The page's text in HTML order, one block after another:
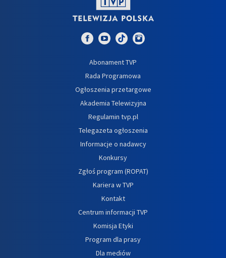
Abonament TVP
Rada Programowa
Ogłoszenia przetargowe
Akademia Telewizyjna
Regulamin tvp.pl
Telegazeta ogłoszenia
Informacje o nadawcy
Konkursy
Zgłoś program (ROPAT)
Kariera w TVP
Kontakt
Centrum informacji TVP
Komisja Etyki
Program dla prasy
Dla mediów